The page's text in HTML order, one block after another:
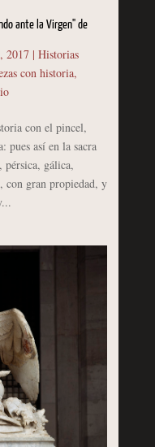
ante la Virgen" de
2017| Historias
con historia,
con el pincel,
pues así en la sacra
pérsica, gálica,
con gran propiedad, y